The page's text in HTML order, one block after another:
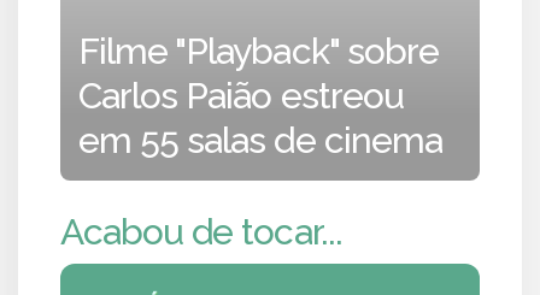
Filme "Playback" sobre
Carlos Paião estreou
em 55 salas de cinema
Acabou de tocar...